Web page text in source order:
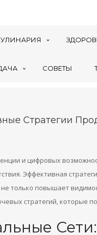
СОВЕТЫ
Стратегии
и цифровых
Эффективная
не только повышает
стратегий, которые